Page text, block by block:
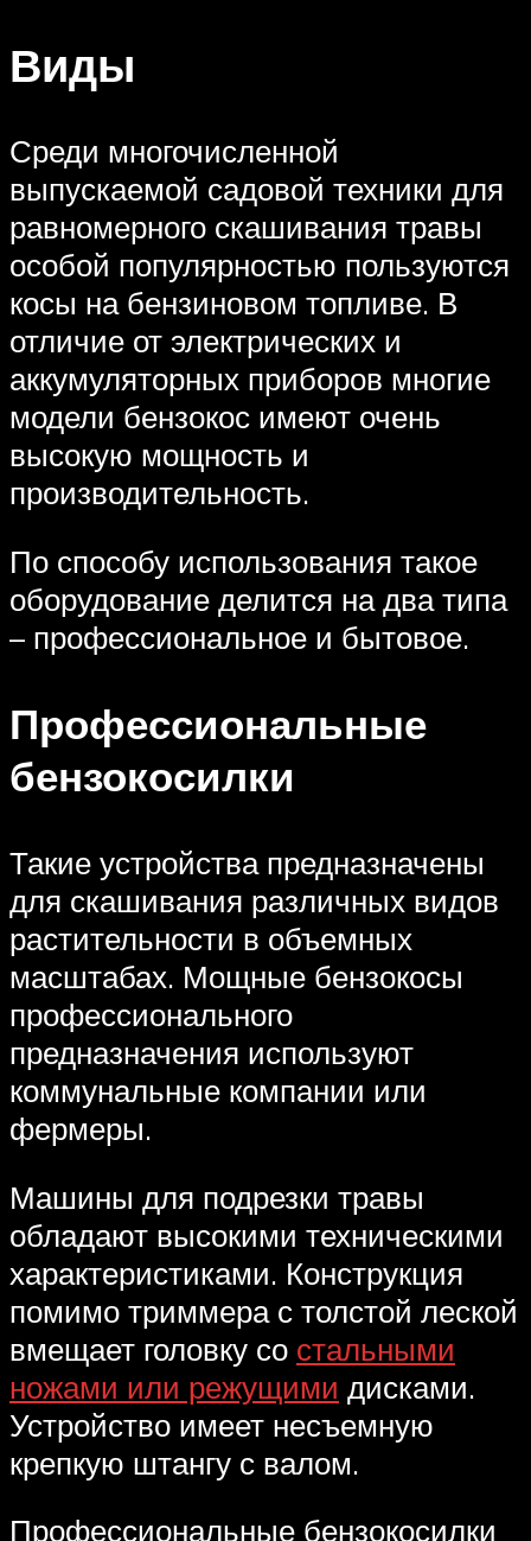
Виды
Среди многочисленной
выпускаемой садовой техники для
равномерного скашивания травы
особой популярностью пользуются
косы на бензиновом топливе. В
отличие от электрических и
аккумуляторных приборов многие
модели бензокос имеют очень
высокую мощность и
производительность.
По способу использования такое
оборудование делится на два типа
– профессиональное и бытовое.
Профессиональные
бензокосилки
Такие устройства предназначены
для скашивания различных видов
растительности в объемных
масштабах. Мощные бензокосы
профессионального
предназначения используют
коммунальные компании или
фермеры.
Машины для подрезки травы
обладают высокими техническими
характеристиками. Конструкция
помимо триммера с толстой леской
вмещает головку со стальными
ножами или режущими дисками.
Устройство имеет несъемную
крепкую штангу с валом.
Профессиональные бензокосилки